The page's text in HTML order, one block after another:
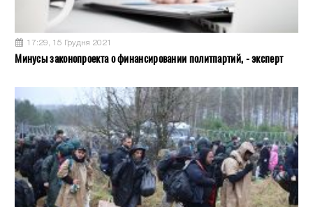
17:29, 15 Грудня 2021
Минусы законопроекта о финансировании политпартий, - эксперт